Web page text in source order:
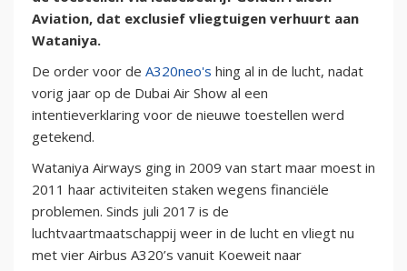
Aviation, dat exclusief vliegtuigen verhuurt aan
Wataniya.
De order voor de A320neo's hing al in de lucht, nadat
vorig jaar op de Dubai Air Show al een
intentieverklaring voor de nieuwe toestellen werd
getekend.
Wataniya Airways ging in 2009 van start maar moest in
2011 haar activiteiten staken wegens financiële
problemen. Sinds juli 2017 is de
luchtvaartmaatschappij weer in de lucht en vliegt nu
met vier Airbus A320’s vanuit Koeweit naar